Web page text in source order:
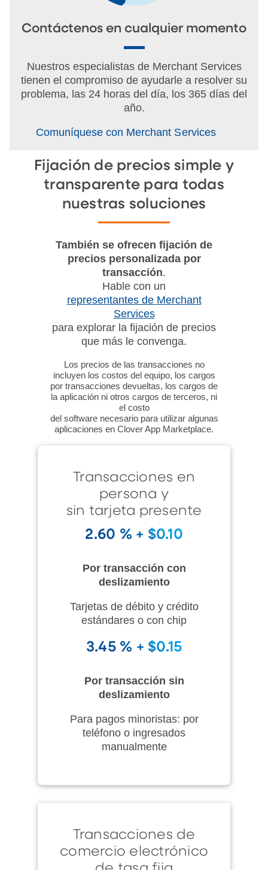
Contáctenos en cualquier momento
Nuestros especialistas de Merchant Services
tienen el compromiso de ayudarle a resolver su
problema, las 24 horas del día, los 365 días del
año.
Comuníquese con Merchant Services
Fijación de precios simple y
transparente para todas
nuestras soluciones
También se ofrecen fijación de
precios personalizada por
transacción.
Hable con un
representantes de Merchant
Services
para explorar la fijación de precios
que más le convenga.
Los precios de las transacciones no
incluyen los costos del equipo, los cargos
por transacciones devueltas, los cargos de
la aplicación ni otros cargos de terceros, ni
el costo
del software necesario para utilizar algunas
aplicaciones en Clover App Marketplace.
Transacciones en
persona y
sin tarjeta presente
2.60 % + $0.10
Por transacción con
deslizamiento
Tarjetas de débito y crédito
estándares o con chip
3.45 % + $0.15
Por transacción sin
deslizamiento
Para pagos minoristas: por
teléfono o ingresados
manualmente
Transacciones de
comercio electrónico